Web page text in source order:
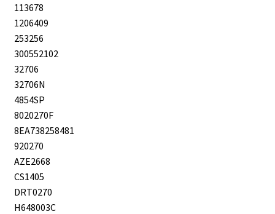
113678
1206409
253256
300552102
32706
32706N
4854SP
8020270F
8EA738258481
920270
AZE2668
CS1405
DRT0270
H648003C